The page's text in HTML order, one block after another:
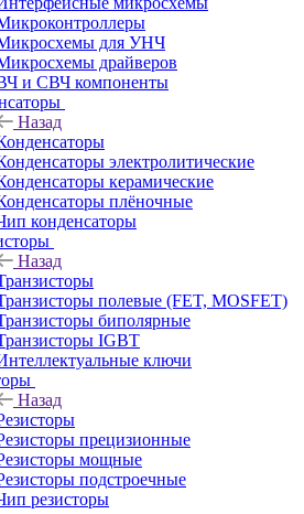
для УНЧ
драйверов
и СВЧ компоненты
Назад
электролитические
керамические
плёночные
конденсаторы
Назад
полевые (FET, MOSFET)
биполярные
IGBT
ключи
Назад
прецизионные
мощные
подстроечные
резисторы